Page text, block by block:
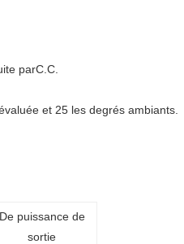
parC.C.
et 25 les degrés ambiants.
De puissance de
sortie